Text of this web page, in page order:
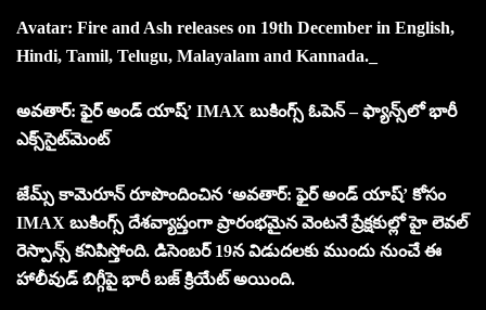
Avatar: Fire and Ash releases on 19th December in English,
Hindi, Tamil, Telugu, Malayalam and Kannada._
అవతార్: ఫైర్ అండ్ యాష్’ IMAX బుకింగ్స్ ఓపెన్ – ఫ్యాన్స్‌లో భారీ
ఎక్స్‌సైట్‌మెంట్
జేమ్స్ కామెరూన్ రూపొందించిన ‘అవతార్: ఫైర్ అండ్ యాష్’ కోసం
IMAX బుకింగ్స్ దేశవ్యాప్తంగా ప్రారంభమైన వెంటనే ప్రేక్షకుల్లో హై లెవల్
రెస్పాన్స్ కనిపిస్తోంది. డిసెంబర్ 19న విడుదలకు ముందు నుంచే ఈ
హాలీవుడ్ బిగ్గీపై భారీ బజ్ క్రియేట్ అయింది.